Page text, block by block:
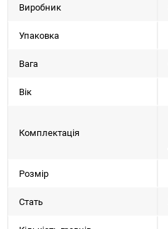
Виробник
Упаковка
Вага
Вік
Комплектація
Розмір
Стать